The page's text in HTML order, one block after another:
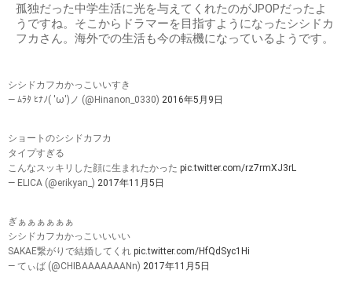
孤独だった中学生活に光を与えてくれたのがJPOPだったよ
うですね。そこからドラマーを目指すようになったシシドカ
フカさん。海外での生活も今の転機になっているようです。
シシドカフカかっこいいすき
— ﾑﾗﾀ ﾋﾅﾉ( 'ω')ノ (@Hinanon_0330) 2016年5月9日
ショートのシシドカフカ
タイプすぎる
こんなスッキリした顔に生まれたかった pic.twitter.com/rz7rmXJ3rL
— ELICA (@erikyan_) 2017年11月5日
ぎぁぁぁぁぁぁ
シシドカフカかっこいいいい
SAKAE繋がりで結婚してくれ pic.twitter.com/HfQdSyc1Hi
— てぃば (@CHIBAAAAAAANn) 2017年11月5日